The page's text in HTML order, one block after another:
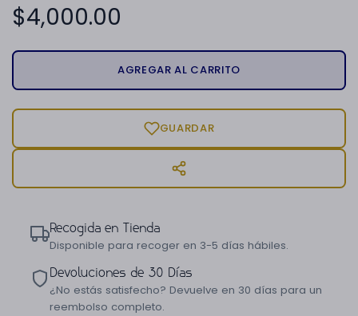
$4,000.00
AGREGAR AL CARRITO
GUARDAR
Recogida en Tienda
Disponible para recoger en 3-5 días hábiles.
Devoluciones de 30 Días
¿No estás satisfecho? Devuelve en 30 días para un
reembolso completo.